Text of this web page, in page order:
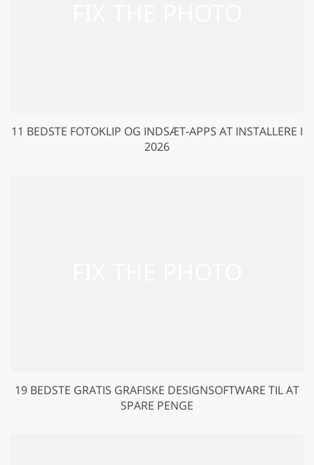
11 BEDSTE FOTOKLIP OG INDSÆT-APPS AT INSTALLERE I
2026
19 BEDSTE GRATIS GRAFISKE DESIGNSOFTWARE TIL AT
SPARE PENGE